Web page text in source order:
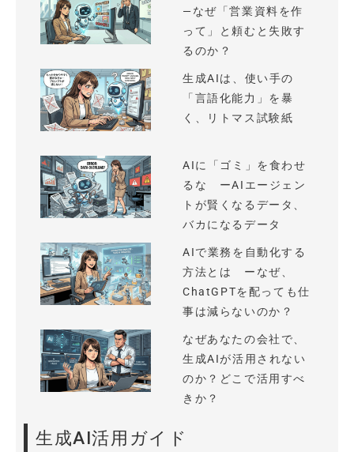
—なぜ「営業資料を作
って」と頼むと失敗す
るのか？
生成AIは、使い手の
「言語化能力」を暴
く、リトマス試験紙
AIに「ゴミ」を食わせ
るな ーAIエージェン
トが賢くなるデータ、
バカになるデータ
AIで業務を自動化する
方法とは ーなぜ、
ChatGPTを配っても仕
事は減らないのか？
なぜあなたの会社で、
生成AIが活用されない
のか？どこで活用すべ
きか？
生成AI活用ガイド